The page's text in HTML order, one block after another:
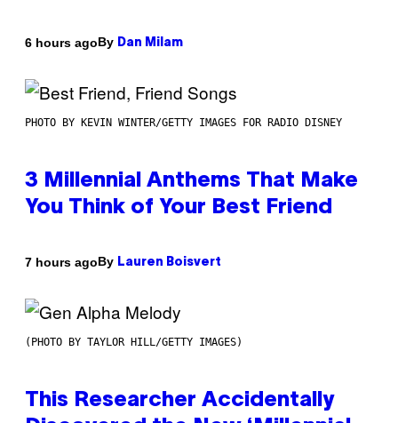
6 hours agoBy Dan Milam
PHOTO BY KEVIN WINTER/GETTY IMAGES FOR RADIO DISNEY
3 Millennial Anthems That Make
You Think of Your Best Friend
7 hours agoBy Lauren Boisvert
(PHOTO BY TAYLOR HILL/GETTY IMAGES)
This Researcher Accidentally